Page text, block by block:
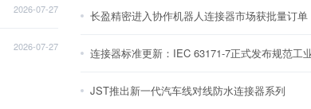
2026-07-27
2026-07-27
长盈精密进入协作机器人连接器市场获批量订单
JST推出新一代汽车线对线防水连接器系列